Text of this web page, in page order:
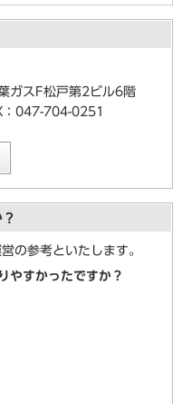
ガスF松戸第2ビル6階
047-704-0251
の参考といたします。
やすかったですか？